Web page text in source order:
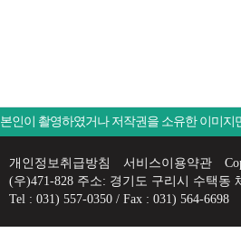
본인이 촬영하였거나 저작권을 소유한 이미
개인정보취급방침 서비스이용약관
(우)471-828 주소: 경기도 구리시 수택동
Tel : 031) 557-0350 / Fax : 031) 564-6698